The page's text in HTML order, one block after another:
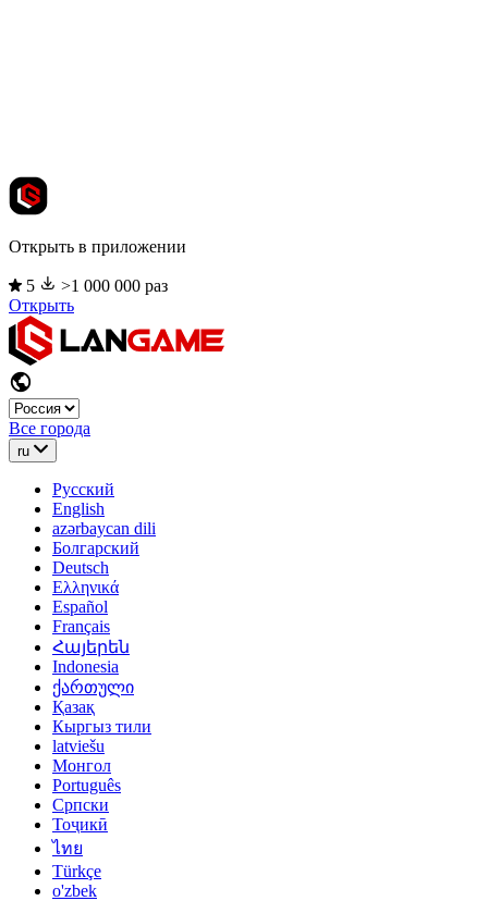
Открыть в приложении
5
>1 000 000 раз
Открыть
Все города
ru
Русский
English
azərbaycan dili
Болгарский
Deutsch
Ελληνικά
Español
Français
Հայերեն
Indonesia
ქართული
Қазақ
Кыргыз тили
latviešu
Монгол
Português
Српски
Тоҷикӣ
ไทย
Türkçe
o'zbek